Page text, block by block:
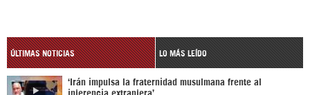
ÚLTIMAS NOTICIAS LO MÁS LEÍDO
‘Irán impulsa la fraternidad musulmana frente al
injerencia extranjera’